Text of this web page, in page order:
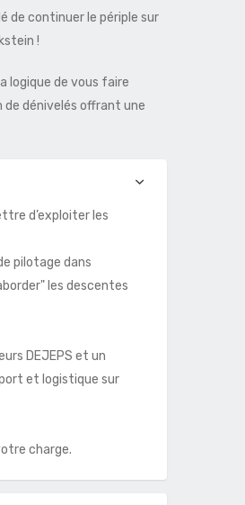
de continuer le périple sur
!
logique de vous faire
dénivelés offrant une
d’exploiter les
pilotage dans
les descentes
DEJEPS et un
et logistique sur
charge.